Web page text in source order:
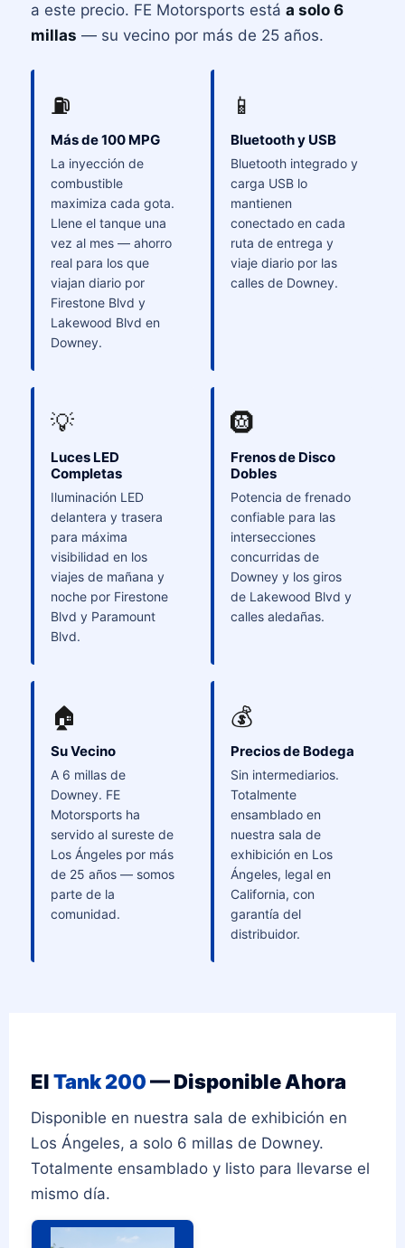
a este precio. FE Motorsports está a solo 6
millas — su vecino por más de 25 años.
⛽
Más de 100 MPG
La inyección de
combustible
maximiza cada gota.
Llene el tanque una
vez al mes — ahorro
real para los que
viajan diario por
Firestone Blvd y
Lakewood Blvd en
Downey.
📱
Bluetooth y USB
Bluetooth integrado y
carga USB lo
mantienen
conectado en cada
ruta de entrega y
viaje diario por las
calles de Downey.
💡
Luces LED
Completas
Iluminación LED
delantera y trasera
para máxima
visibilidad en los
viajes de mañana y
noche por Firestone
Blvd y Paramount
Blvd.
🛞
Frenos de Disco
Dobles
Potencia de frenado
confiable para las
intersecciones
concurridas de
Downey y los giros
de Lakewood Blvd y
calles aledañas.
🏠
Su Vecino
A 6 millas de
Downey. FE
Motorsports ha
servido al sureste de
Los Ángeles por más
de 25 años — somos
parte de la
comunidad.
💰
Precios de Bodega
Sin intermediarios.
Totalmente
ensamblado en
nuestra sala de
exhibición en Los
Ángeles, legal en
California, con
garantía del
distribuidor.
ElTank 200— Disponible Ahora
Disponible en nuestra sala de exhibición en
Los Ángeles, a solo 6 millas de Downey.
Totalmente ensamblado y listo para llevarse el
mismo día.